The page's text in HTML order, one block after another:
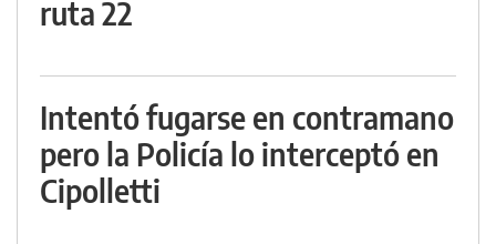
ruta 22
Intentó fugarse en contramano
pero la Policía lo interceptó en
Cipolletti